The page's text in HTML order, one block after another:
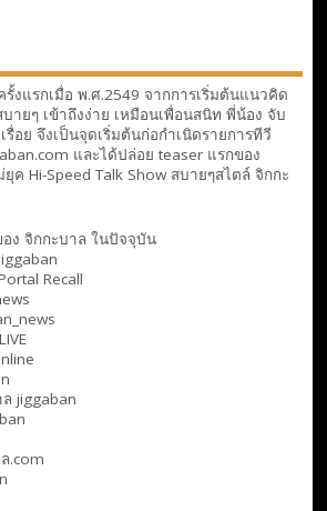
งแรกเมื่อ พ.ศ.2549 จากการเริ่มต้นแนวคิด
ายๆ เข้าถึงง่าย เหมือนเพื่อนสนิท พี่น้อง จับ
อย จึงเป็นจุดเริ่มต้นก่อกำเนิดรายการทีวี
และได้ปล่อย teaser แรกของ
ค Hi-Speed Talk Show สบายๆสไตล์ จิกกะ
ง จิกกะบาล ในปัจจุบัน
Recall
jiggaban
.com